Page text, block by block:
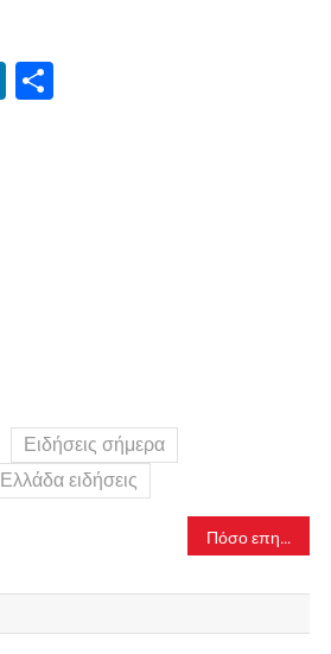
LinkedIn
Ειδήσεις σήμερα
Ελλάδα ειδήσεις
Πόσο επηρεάζει η γενετική προδιάθεση για σοβαρή νόσηση και θανάτους